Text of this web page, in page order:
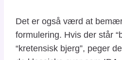
Det er også værd at
formulering. Hvis der står
“kretensisk bjerg”, peger